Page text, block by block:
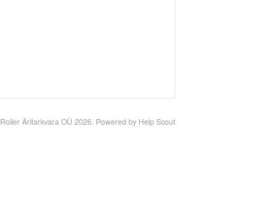
Roller Äritarkvara OÜ 2026. Powered by Help Scout